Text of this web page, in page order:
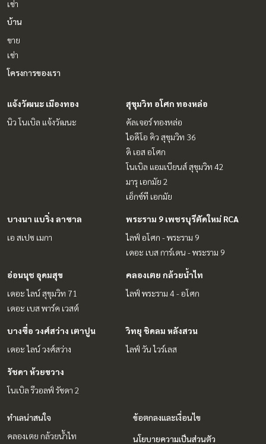
เช่า
บ้าน
ขาย
เช่า
โครงการของเรา
แจ้งวัฒนะ เมืองทอง
นิว โนเบิล แจ้งวัฒนะ
สุขุมวิท อโศก ทองหล่อ
คัลเจอร์ ทองหล่อ
ไอดีโอ คิว สุขุมวิท 36
ดิ เอส อโศก
โนเบิล แอมเบียนส์ สุขุมวิท 42
มารุ เอกมัย 2
เอ็กซ์ที เอกมัย
บางนา แบริ่ง ลาซาล
เอ สเปซ เมกา
พระราม 9 เพชรบุรีตัดใหม่ RCA
ไลฟ์ อโศก - พระราม 9
เดอะ เบส การ์เดน - พระราม 9
อ่อนนุช อุดมสุข
เดอะ ไลน์ สุขุมวิท 71
เดอะ เบส พาร์ค เวสต์
คลองเตย กล้วยน้ำไท
ไลฟ์ พระราม 4 - อโศก
บางซื่อ วงศ์สว่าง เตาปูน
เดอะ ไลน์ วงศ์สว่าง
วิทยุ ชิดลม หลังสวน
ไลฟ์ วัน ไวร์เลส
รัชดา ห้วยขวาง
โนเบิล รีวอลฟ์ รัชดา 2
ทำเลน่าสนใจ
คลองเตย กล้วยน้ำไท
ข้อตกลงและเงื่อนไข
นโยบายความเป็นส่วนตัว